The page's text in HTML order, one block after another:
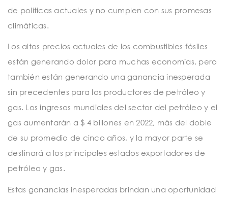
de políticas actuales y no cumplen con sus promesas
climáticas.
Los altos precios actuales de los combustibles fósiles
están generando dolor para muchas economías, pero
también están generando una ganancia inesperada
sin precedentes para los productores de petróleo y
gas. Los ingresos mundiales del sector del petróleo y el
gas aumentarán a $ 4 billones en 2022, más del doble
de su promedio de cinco años, y la mayor parte se
destinará a los principales estados exportadores de
petróleo y gas.
Estas ganancias inesperadas brindan una oportunidad